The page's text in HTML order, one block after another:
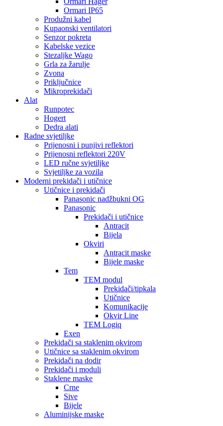
Ormari IP65
Produžni kabel
Kupaonski ventilatori
Senzor pokreta
Kabelske vezice
Stezaljke Wago
Grla za žarulje
Zvona
Priključnice
Mikroprekidači
Alat
Runpotec
Hogert
Dedra alati
Radne svjetiljke
Prijenosni i punjivi reflektori
Prijenosni reflektori 220V
LED ručne svjetiljke
Svjetiljke za vozila
Moderni prekidači i utičnice
Utičnice i prekidači
Panasonic nadžbukni OG
Panasonic
Prekidači i utičnice
Antracit
Bijela
Okviri
Antracit maske
Bijele maske
Tem
TEM modul
Prekidači/tipkala
Utičnice
Komunikacije
Okvir Line
TEM Logiq
Exen
Prekidači sa staklenim okvirom
Utičnice sa staklenim okvirom
Prekidači na dodir
Prekidači i moduli
Staklene maske
Crne
Sive
Bijele
Aluminijske maske